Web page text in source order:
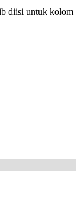
diisi untuk kolom